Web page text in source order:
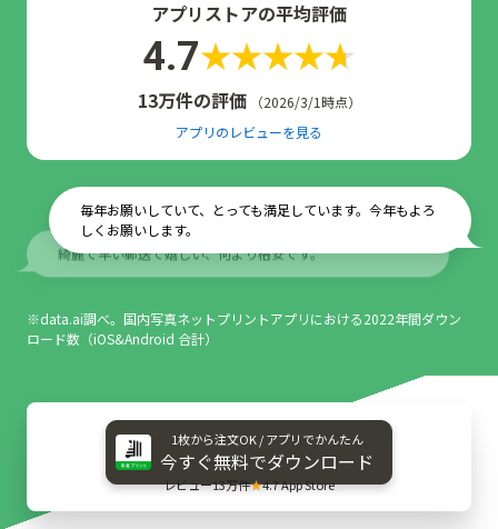
アプリストアの平均評価
4.7
13万件の評価
（2026/3/1時点）
アプリのレビューを見る
綺麗で早い郵送で嬉しい、何より格安です。
毎年お願いしていて、とっても満足しています。今年もよろ
しくお願いします。
※data.ai調べ。国内写真ネットプリントアプリにおける2022年間ダウン
ロード数（iOS&Android 合計）
1枚から​注文OK / アプリで​かんたん
今すぐ​無料で​ダウンロード
レビュー13万件★4.7 App Store